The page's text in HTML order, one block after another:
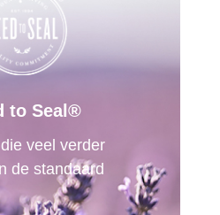
to Seal®
veel verder
de standaard